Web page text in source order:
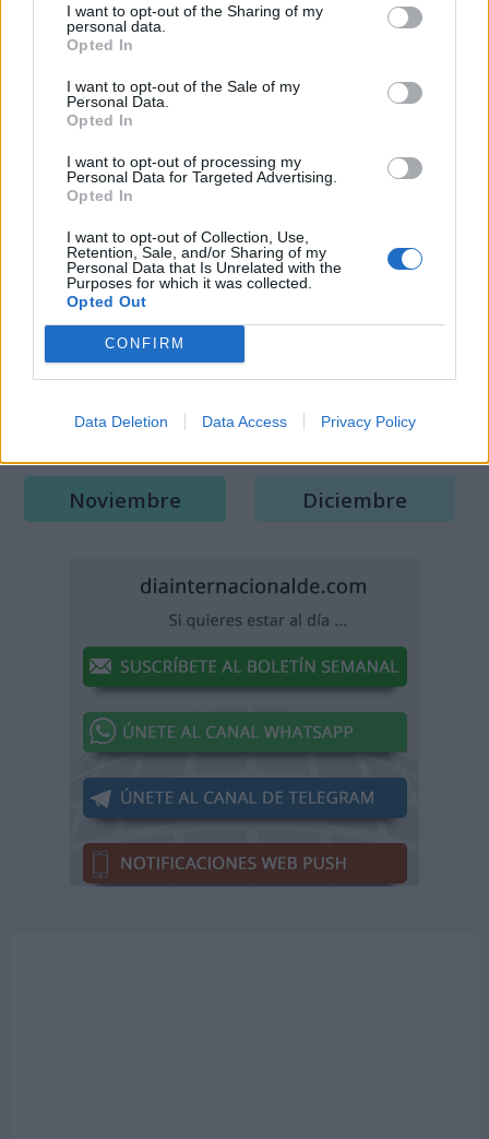
I want to opt-out of the Sharing of my
personal data.
Opted In
I want to opt-out of the Sale of my
Personal Data.
Opted In
I want to opt-out of processing my
Personal Data for Targeted Advertising.
Opted In
I want to opt-out of Collection, Use,
Retention, Sale, and/or Sharing of my
Personal Data that Is Unrelated with the
Purposes for which it was collected.
Opted Out
CONFIRM
Data Deletion Data Access Privacy Policy
Todos los Días Internacionales y
Enero
Marzo Abril
Mayo Junio
Julio Agosto
Noviembre Diciembre